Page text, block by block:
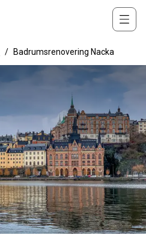
/ Badrumsrenovering Nacka